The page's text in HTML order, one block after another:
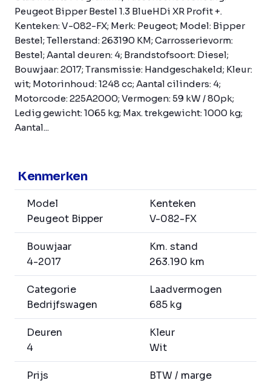
Peugeot Bipper Bestel 1.3 BlueHDi XR Profit +.
Kenteken: V-082-FX; Merk: Peugeot; Model: Bipper
Bestel; Tellerstand: 263190 KM; Carrosserievorm:
Bestel; Aantal deuren: 4; Brandstofsoort: Diesel;
Bouwjaar: 2017; Transmissie: Handgeschakeld; Kleur:
wit; Motorinhoud: 1248 cc; Aantal cilinders: 4;
Motorcode: 225A2000; Vermogen: 59 kW / 80pk;
Ledig gewicht: 1065 kg; Max. trekgewicht: 1000 kg;
Aantal...
Kenmerken
Model
Peugeot Bipper
Kenteken
V-082-FX
Bouwjaar
4-2017
Km. stand
263.190 km
Categorie
Bedrijfswagen
Laadvermogen
685 kg
Deuren
4
Kleur
Wit
Prijs
BTW / marge